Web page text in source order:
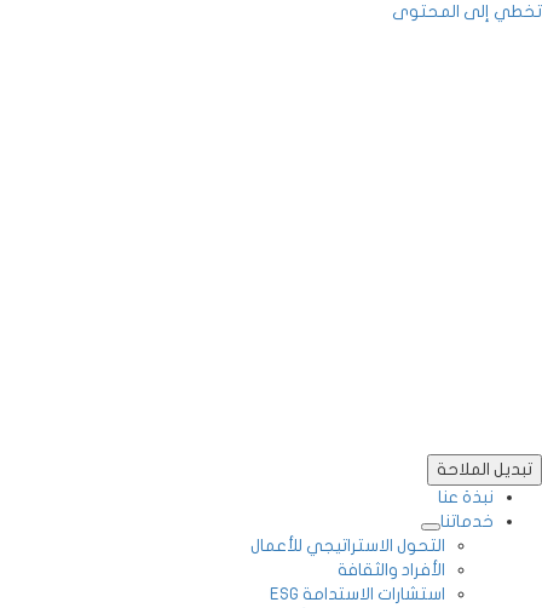
إلى المحتوى
تبديل الملاحة
نبذة عنا
خدماتنا
التحول الاستراتيجي للأعمال
الأفراد والثقافة
استشارات الاستدامة ESG